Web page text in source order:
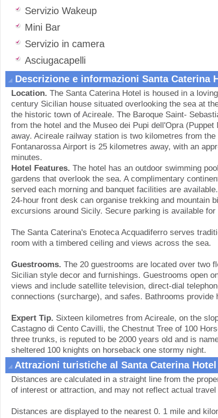
Servizio Wakeup
Mini Bar
Servizio in camera
Asciugacapelli
Descrizione e informazioni Santa Caterina
Location. The Santa Caterina Hotel is housed in a
century Sicilian house situated overlooking the sea at
the historic town of Acireale. The Baroque Saint-
from the hotel and the Museo dei Pupi dell'Opra
away. Acireale railway station is two kilometres from the
Fontanarossa Airport is 25 kilometres away, with an
minutes.
Hotel Features. The hotel has an outdoor swimming
gardens that overlook the sea. A complimentary
served each morning and banquet facilities are
24-hour front desk can organise trekking and mountain
excursions around Sicily. Secure parking is available
The Santa Caterina's Enoteca Acquadiferro serves
room with a timbered ceiling and views across the sea.
Guestrooms. The 20 guestrooms are located over two
Sicilian style decor and furnishings. Guestrooms open
views and include satellite television, direct-dial
connections (surcharge), and safes. Bathrooms provide
Expert Tip. Sixteen kilometres from Acireale, on the
Castagno di Cento Cavilli, the Chestnut Tree of 100
three trunks, is reputed to be 2000 years old and is
sheltered 100 knights on horseback one stormy night.
Attrazioni turistiche al Santa Caterina Hotel
Distances are calculated in a straight line from the
of interest or attraction, and may not reflect actual
Distances are displayed to the nearest 0. 1 mile and